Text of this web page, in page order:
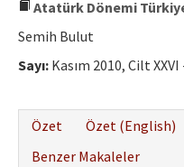
Atatürk Dönemi
Semih Bulut
Sayı: Kasım 2010, Cilt XXVI
Özet
Özet (English)
Benzer Makaleler